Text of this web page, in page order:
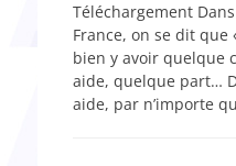
Téléchargement
France, on se dit
bien y avoir quelque
aide, quelque part…
aide, par n’importe